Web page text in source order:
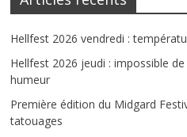
Hellfest 2026 vendredi :
Hellfest 2026 jeudi : impossible
humeur
Première édition du Midgard
tatouages